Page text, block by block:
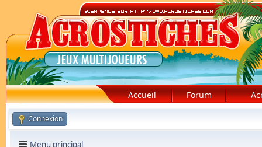
Accueil Forum
Connexion
Menu principal